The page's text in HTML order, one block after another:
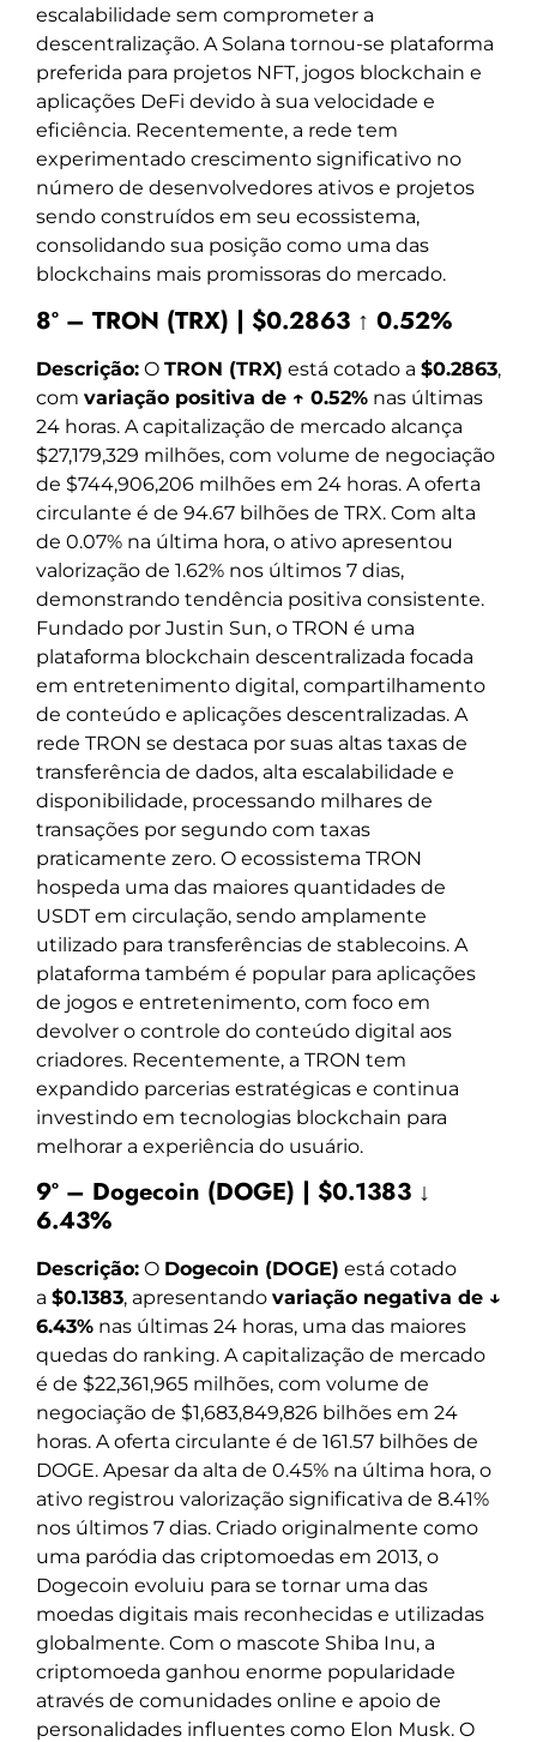
escalabilidade sem comprometer a
descentralização. A Solana tornou-se plataforma
preferida para projetos NFT, jogos blockchain e
aplicações DeFi devido à sua velocidade e
eficiência. Recentemente, a rede tem
experimentado crescimento significativo no
número de desenvolvedores ativos e projetos
sendo construídos em seu ecossistema,
consolidando sua posição como uma das
blockchains mais promissoras do mercado.
8º – TRON (TRX) | $0.2863 ↑ 0.52%
Descrição: O TRON (TRX) está cotado a $0.2863,
com variação positiva de ↑ 0.52% nas últimas
24 horas. A capitalização de mercado alcança
$27,179,329 milhões, com volume de negociação
de $744,906,206 milhões em 24 horas. A oferta
circulante é de 94.67 bilhões de TRX. Com alta
de 0.07% na última hora, o ativo apresentou
valorização de 1.62% nos últimos 7 dias,
demonstrando tendência positiva consistente.
Fundado por Justin Sun, o TRON é uma
plataforma blockchain descentralizada focada
em entretenimento digital, compartilhamento
de conteúdo e aplicações descentralizadas. A
rede TRON se destaca por suas altas taxas de
transferência de dados, alta escalabilidade e
disponibilidade, processando milhares de
transações por segundo com taxas
praticamente zero. O ecossistema TRON
hospeda uma das maiores quantidades de
USDT em circulação, sendo amplamente
utilizado para transferências de stablecoins. A
plataforma também é popular para aplicações
de jogos e entretenimento, com foco em
devolver o controle do conteúdo digital aos
criadores. Recentemente, a TRON tem
expandido parcerias estratégicas e continua
investindo em tecnologias blockchain para
melhorar a experiência do usuário.
9º – Dogecoin (DOGE) | $0.1383 ↓
6.43%
Descrição: O Dogecoin (DOGE) está cotado
a $0.1383, apresentando variação negativa de ↓
6.43% nas últimas 24 horas, uma das maiores
quedas do ranking. A capitalização de mercado
é de $22,361,965 milhões, com volume de
negociação de $1,683,849,826 bilhões em 24
horas. A oferta circulante é de 161.57 bilhões de
DOGE. Apesar da alta de 0.45% na última hora, o
ativo registrou valorização significativa de 8.41%
nos últimos 7 dias. Criado originalmente como
uma paródia das criptomoedas em 2013, o
Dogecoin evoluiu para se tornar uma das
moedas digitais mais reconhecidas e utilizadas
globalmente. Com o mascote Shiba Inu, a
criptomoeda ganhou enorme popularidade
através de comunidades online e apoio de
personalidades influentes como Elon Musk. O